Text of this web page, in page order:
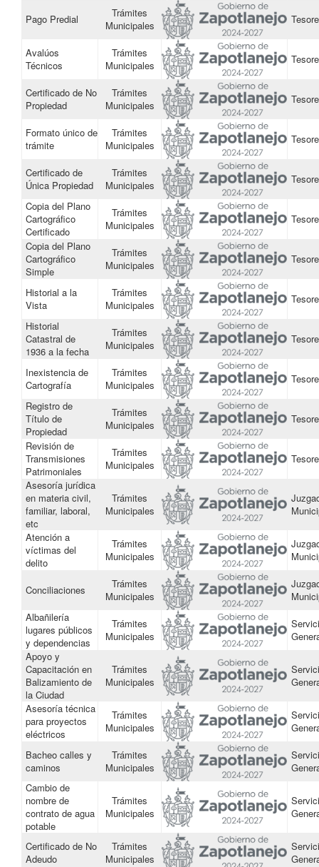
Pago Predial
Trámites
Municipales
Avalúos
Técnicos
Trámites
Municipales
Certificado de No
Propiedad
Trámites
Municipales
Formato único de
trámite
Trámites
Municipales
Certificado de
Única Propiedad
Trámites
Municipales
Copia del Plano
Cartográfico
Certificado
Trámites
Municipales
Copia del Plano
Cartográfico
Simple
Trámites
Municipales
Historial a la
Vista
Trámites
Municipales
Historial
Catastral de
1936 a la fecha
Trámites
Municipales
Inexistencia de
Cartografía
Trámites
Municipales
Registro de
Título de
Propiedad
Trámites
Municipales
Revisión de
Transmisiones
Patrimoniales
Trámites
Municipales
Asesoría jurídica
en materia civil,
familiar, laboral,
etc
Trámites
Municipales
Atención a
víctimas del
delito
Trámites
Municipales
Conciliaciones
Trámites
Municipales
Albañilería
lugares públicos
y dependencias
Trámites
Municipales
Apoyo y
Capacitación en
Balizamiento de
la Ciudad
Trámites
Municipales
Asesoría técnica
para proyectos
eléctricos
Trámites
Municipales
Bacheo calles y
caminos
Trámites
Municipales
Cambio de
nombre de
contrato de agua
potable
Trámites
Municipales
Certificado de No
Adeudo
Trámites
Municipales